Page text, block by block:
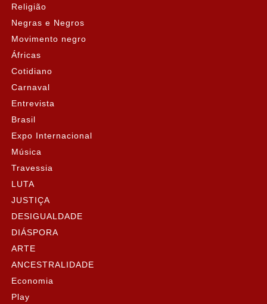
Religião
Negras e Negros
Movimento negro
Áfricas
Cotidiano
Carnaval
Entrevista
Brasil
Expo Internacional
Música
Travessia
LUTA
JUSTIÇA
DESIGUALDADE
DIÁSPORA
ARTE
ANCESTRALIDADE
Economia
Play